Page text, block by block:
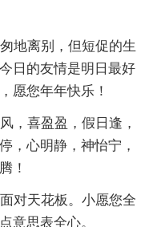
地离别，但短促的生
日的友情是明日最好
愿您年年快乐！
，喜盈盈，假日逢，
，心明静，神怡宁，
！
对天花板。小愿您全
意思表全心。